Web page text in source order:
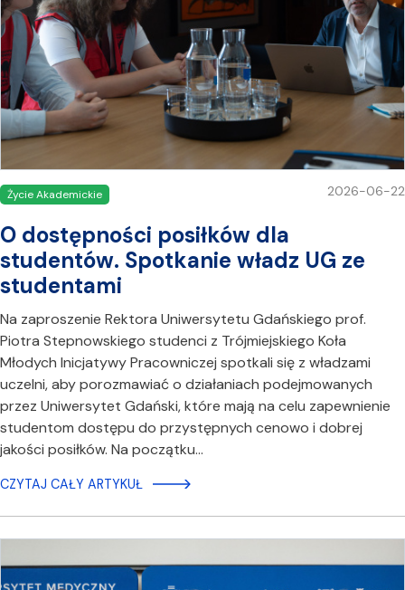
Życie Akademickie 2026-06-22
O dostępności posiłków dla
studentów. Spotkanie władz UG ze
studentami
Na zaproszenie Rektora Uniwersytetu Gdańskiego prof.
Piotra Stepnowskiego studenci z Trójmiejskiego Koła
Młodych Inicjatywy Pracowniczej spotkali się z władzami
uczelni, aby porozmawiać o działaniach podejmowanych
przez Uniwersytet Gdański, które mają na celu zapewnienie
studentom dostępu do przystępnych cenowo i dobrej
jakości posiłków. Na początku…
CZYTAJ CAŁY ARTYKUŁ